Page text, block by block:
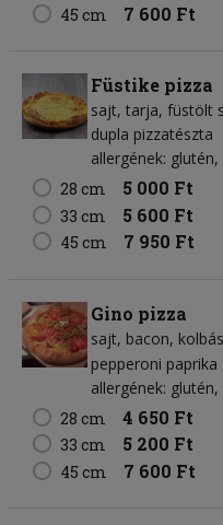
45 cm 7 600 Ft
Füstike pizza
sajt tarja füstölt
dupla pizzatészta
allergének:
28 cm
5 000 Ft
33 cm 5 600 Ft
45 cm 7 950 Ft
Gino pizza
sajt bacon
pepperoni paprika
allergének:
28 cm
4 650 Ft
33 cm 5 200 Ft
45 cm 7 600 Ft